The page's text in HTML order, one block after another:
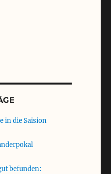
in die Saision
befunden: